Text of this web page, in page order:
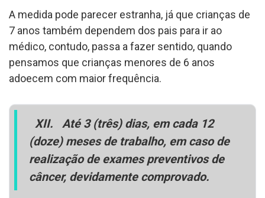
A medida pode parecer estranha, já que crianças de
7 anos também dependem dos pais para ir ao
médico, contudo, passa a fazer sentido, quando
pensamos que crianças menores de 6 anos
adoecem com maior frequência.
XII. Até 3 (três) dias, em cada 12
(doze) meses de trabalho, em caso de
realização de exames preventivos de
câncer, devidamente comprovado.